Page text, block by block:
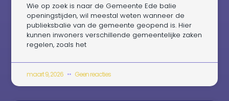
Wie op zoek is naar de Gemeente Ede balie
openingstijden, wil meestal weten wanneer de
publieksbalie van de gemeente geopend is. Hier
kunnen inwoners verschillende gemeentelijke zaken
regelen, zoals het
maart 9, 2026 Geen reacties